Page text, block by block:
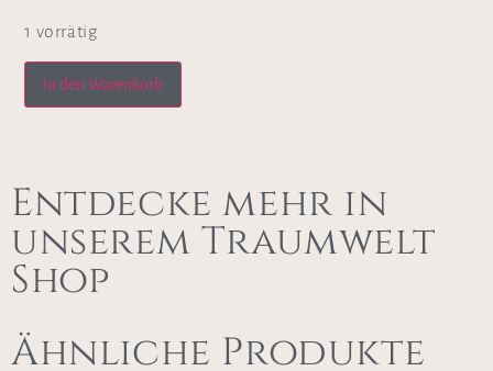
1 vorrätig
In den Warenkorb
Entdecke mehr in
unserem Traumwelt
Shop
Ähnliche Produkte